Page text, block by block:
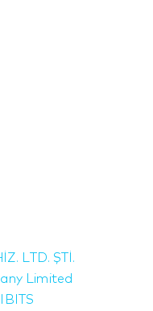
LTD. ŞTİ.
Limited